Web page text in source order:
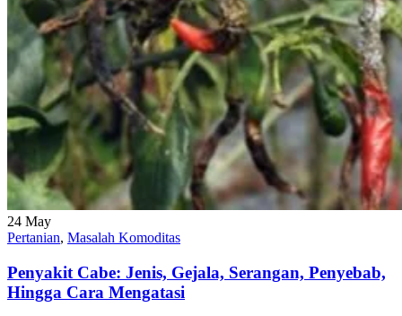
24 May
Pertanian, Masalah Komoditas
Penyakit Cabe: Jenis, Gejala, Serangan, Penyebab,
Hingga Cara Mengatasi